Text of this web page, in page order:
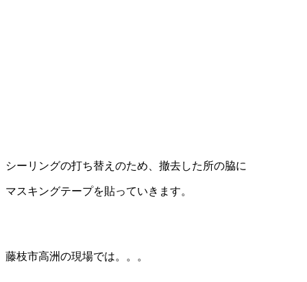
シーリングの打ち替えのため、撤去した所の脇に
マスキングテープを貼っていきます。
藤枝市高洲の現場では。。。